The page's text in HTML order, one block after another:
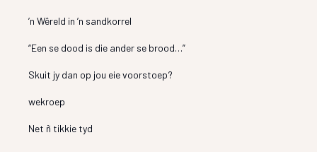
’n Wêreld in ’n sandkorrel
“Een se dood is die ander se brood…”
Skuit jy dan op jou eie voorstoep?
wekroep
Net ñ tikkie tyd